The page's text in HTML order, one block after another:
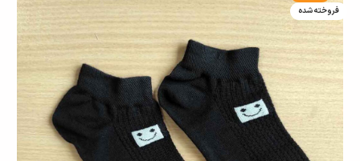
فروخته شده